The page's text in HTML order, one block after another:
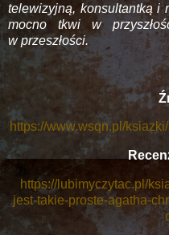
telewizyjną, konsultantką i
mocno tkwi w
w przeszłości.
https://www.wsqn.pl/
https://lubimyczytac.pl/
jest-takie-proste-agatha-